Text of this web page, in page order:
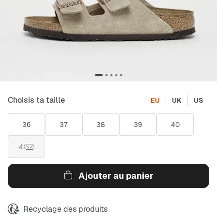
Choisis ta taille EU UK US
36 37 38 39 40
41
Ajouter au panier
Recyclage des produits